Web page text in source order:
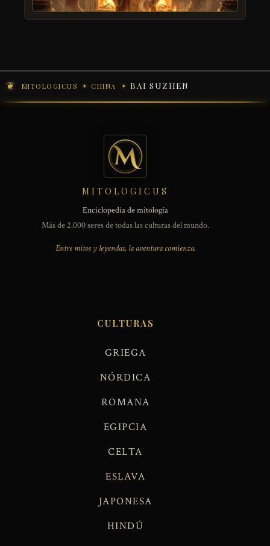
MITOLOGICUS CHINA BAI SUZHEN
MITOLOGICUS
Enciclopedia de mitología
Más de 2.000 seres de todas las culturas del mundo.
Entre mitos y leyendas, la aventura comienza.
CULTURAS
GRIEGA
NÓRDICA
ROMANA
EGIPCIA
CELTA
ESLAVA
JAPONESA
HINDÚ